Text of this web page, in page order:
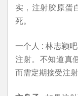
实，注射胶原蛋
死。
一个人 : 林志颖
注射。不知道真
而需定期接受注